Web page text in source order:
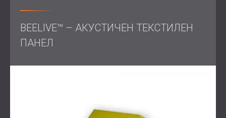
Обхват на работата
Производство на акустични панели с голям
BEELIVE™ – АКУСТИЧЕН ТЕКСТИЛЕН
ПАНЕЛ